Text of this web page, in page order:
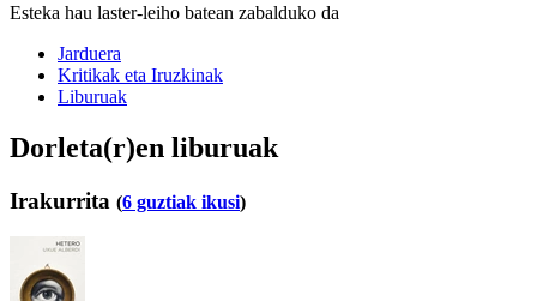
Esteka hau laster-leiho batean zabalduko da
Jarduera
Kritikak eta Iruzkinak
Liburuak
Dorleta(r)en liburuak
Irakurrita (6 guztiak ikusi)